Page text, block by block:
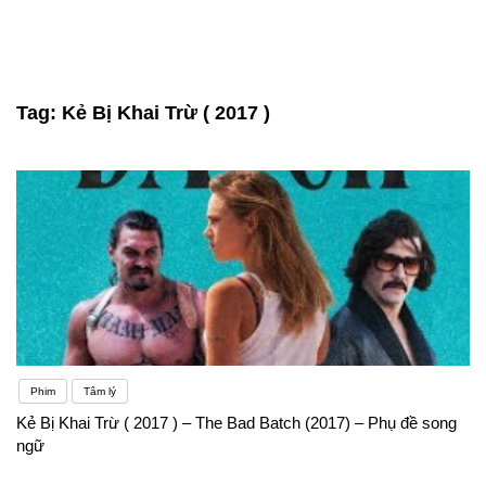
Tag: Kẻ Bị Khai Trừ ( 2017 )
Phim Tâm lý
Kẻ Bị Khai Trừ ( 2017 ) – The Bad Batch (2017) – Phụ đề song
ngữ